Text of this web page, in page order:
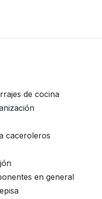
de cocina
caceroleros
en general